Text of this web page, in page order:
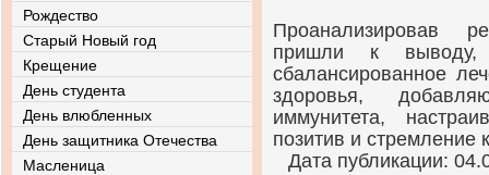
Проанализировав
пришли к выводу,
сбалансированное
здоровья,
иммунитета,
позитив и
Дата публикации:
Рождество
Старый Новый год
Крещение
День студента
День влюбленных
День защитника Отечества
Масленица